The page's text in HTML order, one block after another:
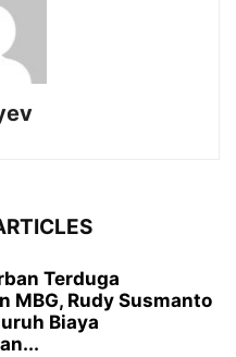
Terduga
MBG, Rudy Susmanto
Biaya